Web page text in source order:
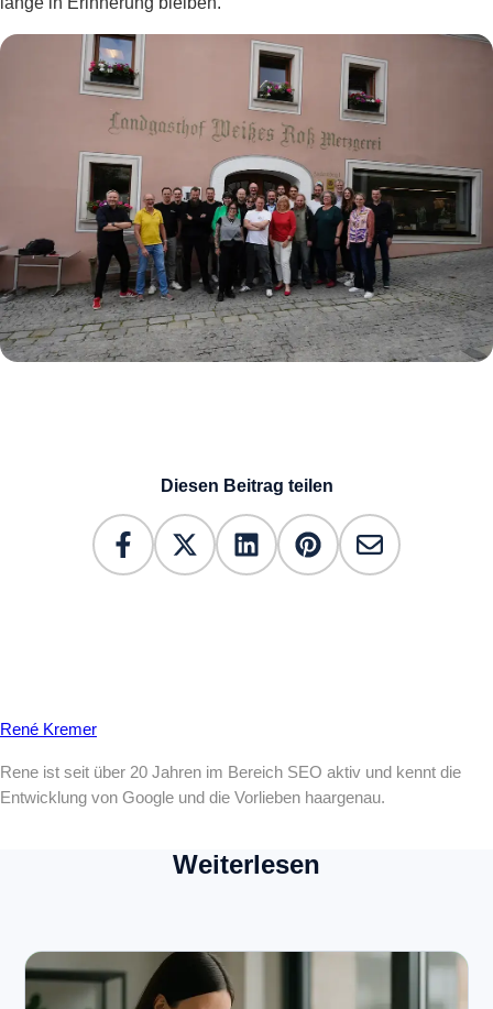
Diesen Beitrag teilen
René Kremer
Rene ist seit über 20 Jahren im Bereich SEO aktiv und kennt die
Entwicklung von Google und die Vorlieben haargenau.
Weiterlesen